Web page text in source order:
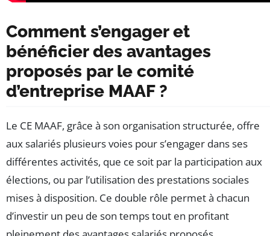
Comment s’engager et
bénéficier des avantages
proposés par le comité
d’entreprise MAAF ?
Le CE MAAF, grâce à son organisation structurée, offre
aux salariés plusieurs voies pour s’engager dans ses
différentes activités, que ce soit par la participation aux
élections, ou par l’utilisation des prestations sociales
mises à disposition. Ce double rôle permet à chacun
d’investir un peu de son temps tout en profitant